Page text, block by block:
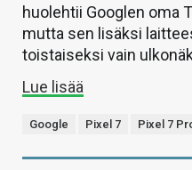
huolehtii Googlen oma
mutta sen lisäksi
toistaiseksi vain
Lue lisää
Google Pixel 7 Pixel 7